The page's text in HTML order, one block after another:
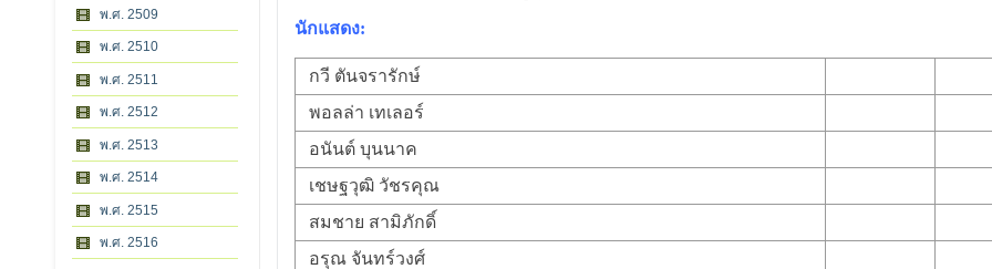
พ.ศ. 2509
พ.ศ. 2510
พ.ศ. 2511
พ.ศ. 2512
พ.ศ. 2513
พ.ศ. 2514
พ.ศ. 2515
พ.ศ. 2516
นักแสดง:
กวี ตันจรารักษ์
พอลล่า เทเลอร์
อนันต์ บุนนาค
เชษฐวุฒิ วัชรคุณ
สมชาย สามิภักดิ์
อรุณ จันทร์วงศ์